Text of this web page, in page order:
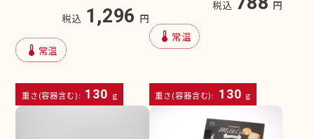
税込 1,296 円
device_thermostat 常温
重さ(容器含む): 130 g
税込 円
device_thermostat 常温
重さ(容器含む): 130 g